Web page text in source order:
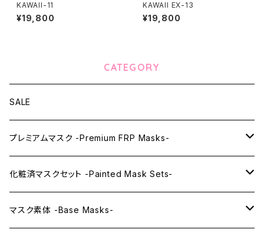
KAWAII-11
¥19,800
KAWAII EX-13
¥19,800
CATEGORY
SALE
プレミアムマスク -Premium FRP Masks-
KAWAII PREMIUM Mask & Wig Sets
プレミアムマスク素体-Premium base masks-
化粧済マスクセット -Painted Mask Sets-
KAWAII EX series
マスク素体 -Base Masks-